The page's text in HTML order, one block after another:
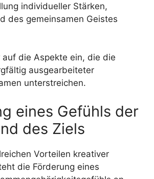
individueller Stärken,
des gemeinsamen Geistes
auf die Aspekte ein, die die
ausgearbeiteter
unterstreichen.
eines Gefühls der
des Ziels
Vorteilen kreativer
die Förderung eines